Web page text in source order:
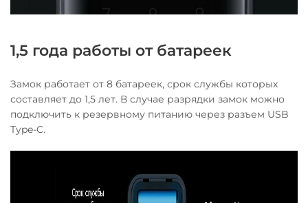
1,5 года работы от батареек
Замок работает от 8 батареек, срок службы которых
составляет до 1,5 лет. В случае разрядки замок можно
подключить к резервному питанию через разъем USB
Type-C.